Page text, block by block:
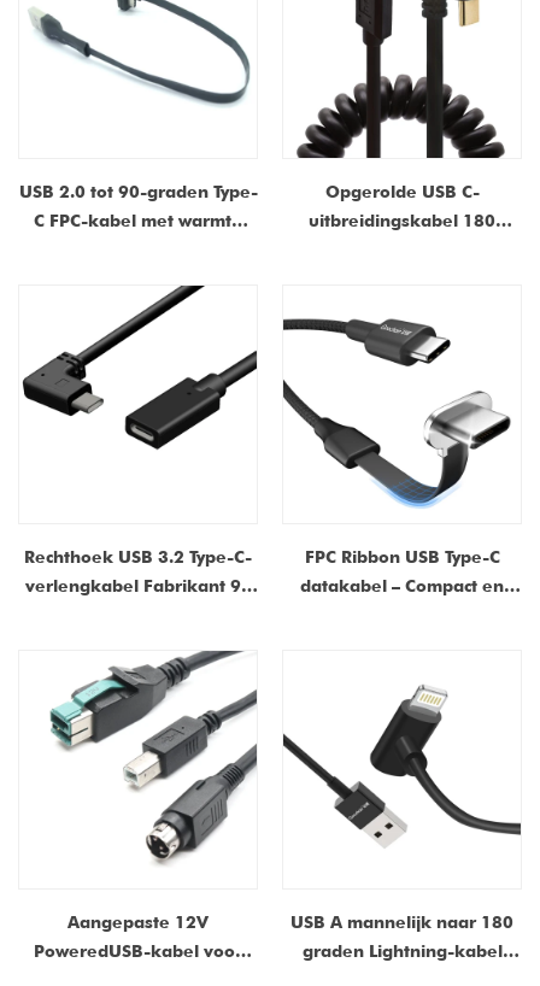
USB 2.0 tot 90-graden Type-
C FPC-kabel met warmte
betalingssystemen | ISO
9001 & ISO 13485
gecertificeerd
Opgerolde USB C-
uitbreidingskabel 180
& 4K Video compatibel voor
laptop, Dock, Monitor
Rechthoek USB 3.2 Type-C-
verlengkabel Fabrikant 90
FPC Ribbon USB Type-C
datakabel – Compact en
Aangepaste 12V
PoweredUSB-kabel voor
USB A mannelijk naar 180
graden Lightning-kabel